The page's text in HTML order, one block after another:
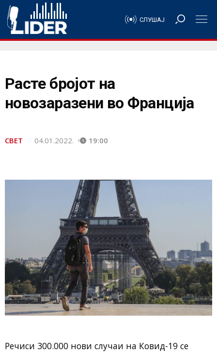
СЛУШАЈ
Расте бројот на
новозаразени во Франција
СВЕТ 04.01.2022. 19:00
Речиси 300.000 нови случаи на Ковид-19 се